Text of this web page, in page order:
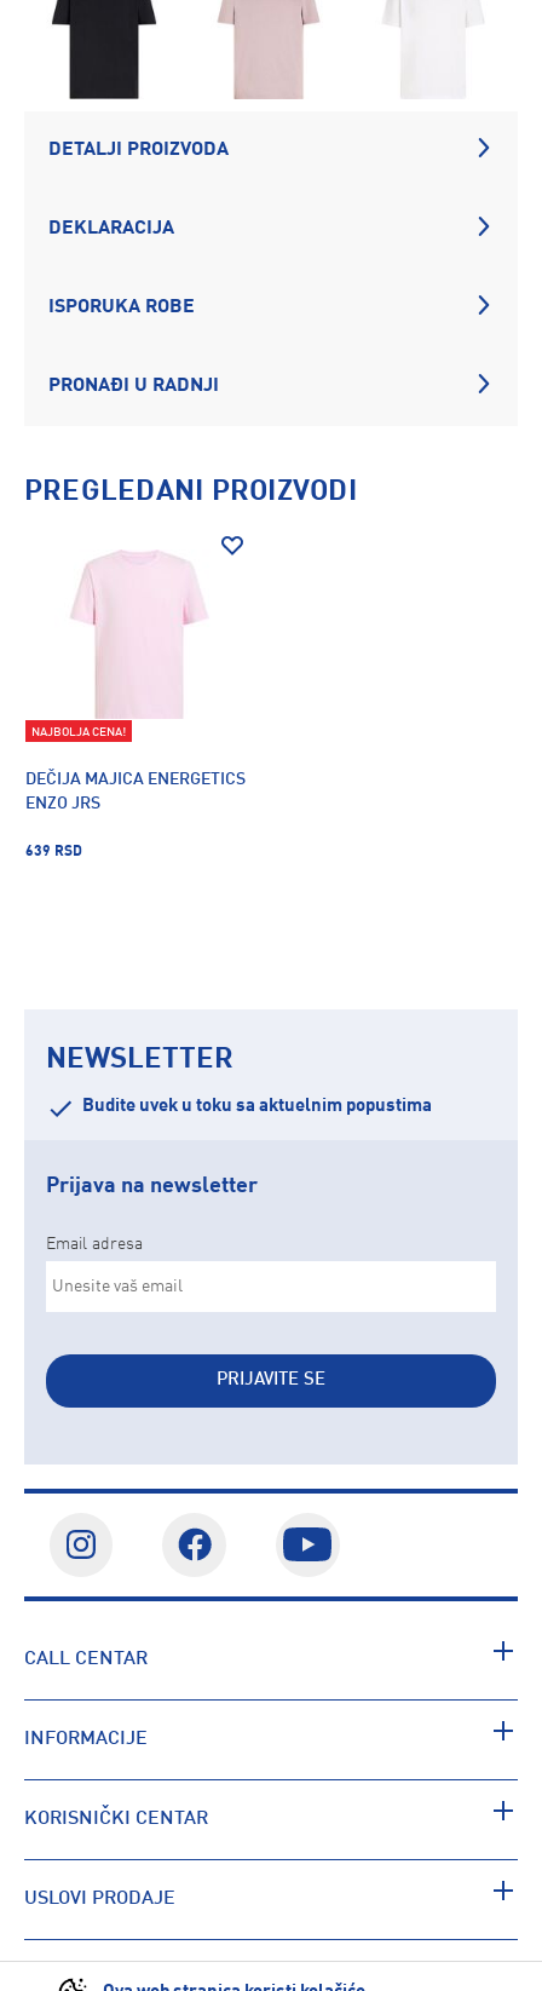
DETALJI PROIZVODA
DEKLARACIJA
ISPORUKA ROBE
PRONAĐI U RADNJI
PREGLEDANI PROIZVODI
DEČIJA MAJICA ENERGETICS
ENZO JRS
639 RSD
NAJBOLJA CENA!
NEWSLETTER
Budite uvek u toku sa aktuelnim popustima
Prijava na newsletter
Email adresa
PRIJAVITE SE
CALL CENTAR
INFORMACIJE
KORISNIČKI CENTAR
USLOVI PRODAJE
PRONAĐI RADNJU